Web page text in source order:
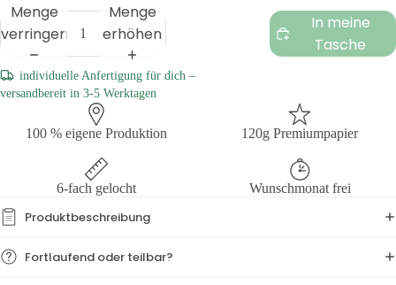
Menge
verringern
Menge
erhöhen
In meine
Tasche
individuelle Anfertigung für dich –
versandbereit in 3-5 Werktagen
100 % eigene Produktion 120g Premiumpapier
6-fach gelocht Wunschmonat frei
Produktbeschreibung
Fortlaufend oder teilbar?